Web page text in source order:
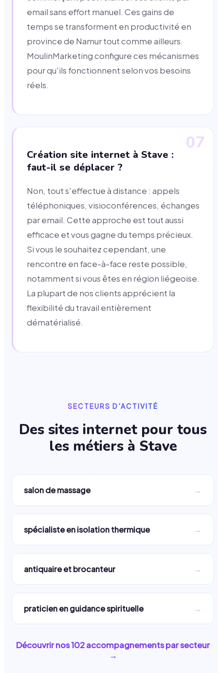
email sans effort manuel. Ces gains de
temps se transforment en productivité en
province de Namur tout comme ailleurs.
MoulinMarketing configure ces mécanismes
pour qu'ils fonctionnent selon vos besoins
réels.
07
Création site internet à Stave :
faut-il se déplacer ?
Non, tout s'effectue à distance : appels
téléphoniques, visioconférences, échanges
par email. Cette approche est tout aussi
efficace et vous gagne du temps précieux.
Si vous le souhaitez cependant, une
rencontre en face-à-face reste possible,
notamment si vous êtes en région liégeoise.
La plupart de nos clients apprécient la
flexibilité du travail entièrement
dématérialisé.
SECTEURS D'ACTIVITÉ
Des sites internet pour tous
les métiers à Stave
salon de massage →
spécialiste en isolation thermique →
antiquaire et brocanteur →
praticien en guidance spirituelle →
Découvrir nos102accompagnements par secteur
→